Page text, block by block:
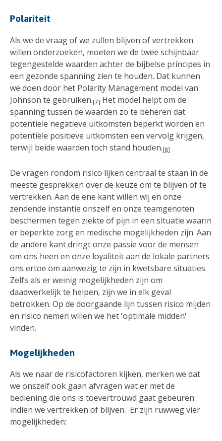
Polariteit
Als we de vraag of we zullen blijven of vertrekken
willen onderzoeken, moeten we de twee schijnbaar
tegengestelde waarden achter de bijbelse principes in
een gezonde spanning zien te houden. Dat kunnen
we doen door het Polarity Management model van
Johnson te gebruiken.[7] Het model helpt om de
spanning tussen de waarden zo te beheren dat
potentiële negatieve uitkomsten beperkt worden en
potentiële positieve uitkomsten een vervolg krijgen,
terwijl beide waarden toch stand houden.[8]
De vragen rondom risico lijken centraal te staan in de
meeste gesprekken over de keuze om te blijven of te
vertrekken. Aan de ene kant willen wij en onze
zendende instantie onszelf en onze teamgenoten
beschermen tegen ziekte of pijn in een situatie waarin
er beperkte zorg en medische mogelijkheden zijn. Aan
de andere kant dringt onze passie voor de mensen
om ons heen en onze loyaliteit aan de lokale partners
ons ertoe om aanwezig te zijn in kwetsbare situaties.
Zelfs als er weinig mogelijkheden zijn om
daadwerkelijk te helpen, zijn we in elk geval
betrokken. Op de doorgaande lijn tussen risico mijden
en risico nemen willen we het 'optimale midden'
vinden.
Mogelijkheden
Als we naar de risicofactoren kijken, merken we dat
we onszelf ook gaan afvragen wat er met de
bediening die ons is toevertrouwd gaat gebeuren
indien we vertrekken of blijven. Er zijn ruwweg vier
mogelijkheden: